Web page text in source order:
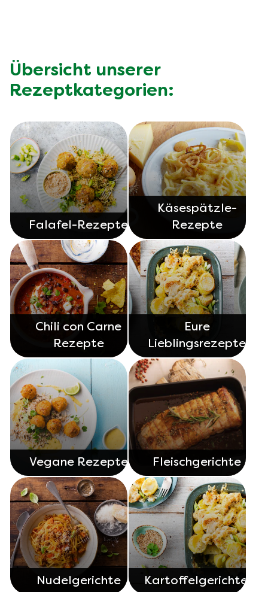
Übersicht unserer
Rezeptkategorien:
Falafel-Rezepte
Käsespätzle-
Rezepte
Chili con Carne
Rezepte
Eure
Lieblingsrezepte
Vegane Rezepte Fleischgerichte
Nudelgerichte Kartoffelgerichte